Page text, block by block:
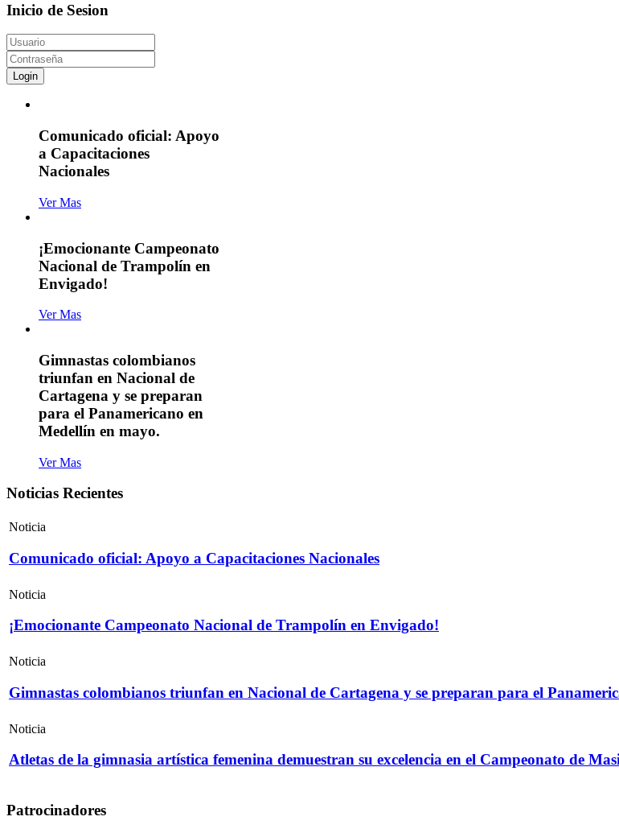
Inicio de Sesion
Login
Comunicado oficial: Apoyo
a Capacitaciones
Nacionales
Ver Mas
¡Emocionante Campeonato
Nacional de Trampolín en
Envigado!
Ver Mas
Gimnastas colombianos
triunfan en Nacional de
Cartagena y se preparan
para el Panamericano en
Medellín en mayo.
Ver Mas
Noticias Recientes
Noticia
Comunicado oficial: Apoyo a Capacitaciones Nacionales
Noticia
¡Emocionante Campeonato Nacional de Trampolín en Envigado!
Noticia
Gimnastas colombianos triunfan en Nacional de Cartagena y se preparan para el
Noticia
Atletas de la gimnasia artística femenina demuestran su excelencia en el Campeonato de
Patrocinadores